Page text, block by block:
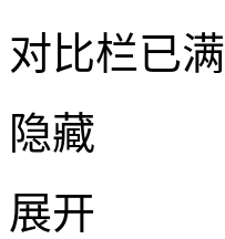
对比栏已
隐藏
展开